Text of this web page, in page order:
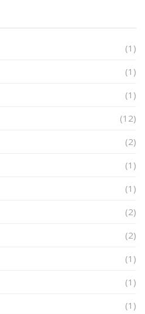
(1)
(1)
(1)
(12)
(2)
(1)
(1)
(2)
(2)
(1)
(1)
(1)